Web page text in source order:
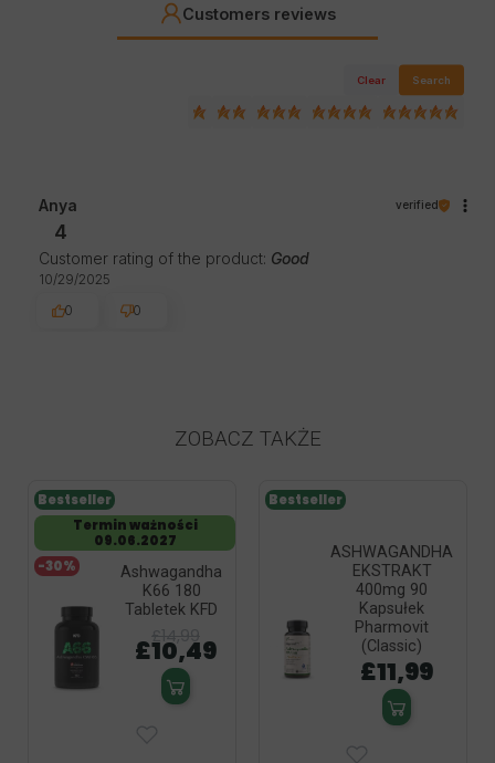
Customers reviews
Clear Search
Anya verified
4
Customer rating of the product: Good
10/29/2025
0
0
ZOBACZ TAKŻE
Ashwagandha
K66 180
Tabletek KFD
£10,49
-30%
Bestseller
Termin ważności
09.06.2027
ASHWAGANDHA
EKSTRAKT
400mg 90
Kapsułek
Pharmovit
(Classic)
£11,99
Bestseller